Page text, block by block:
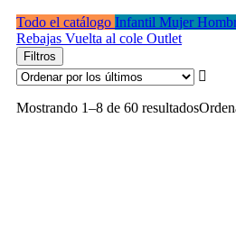
Todo el catálogo Infantil Mujer
Rebajas Vuelta al cole Outlet
Filtros
Mostrando 1–8 de 60 resultados